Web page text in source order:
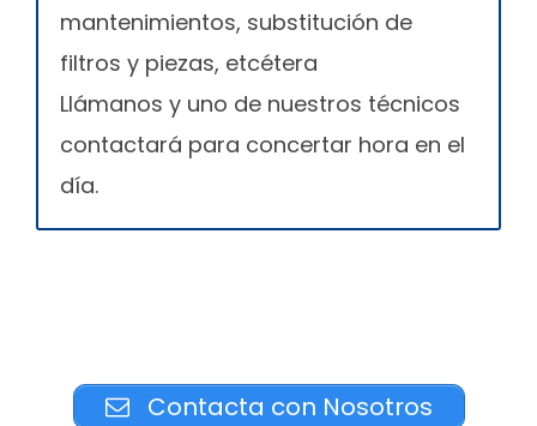
mantenimientos, substitución de
filtros y piezas, etcétera
Llámanos y uno de nuestros técnicos
contactará para concertar hora en el
día.
Contacta con Nosotros